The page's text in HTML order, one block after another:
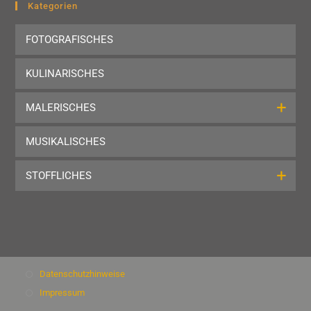
Kategorien
FOTOGRAFISCHES
KULINARISCHES
MALERISCHES
MUSIKALISCHES
STOFFLICHES
Datenschutzhinweise
Impressum